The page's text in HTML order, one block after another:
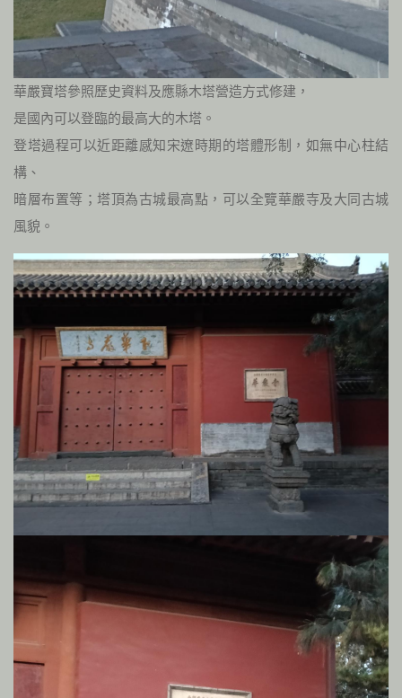
華嚴寶塔參照歷史資料及應縣木塔營造方式修建，
是國內可以登臨的最高大的木塔。
登塔過程可以近距離感知宋遼時期的塔體形制，如無中心柱結
構、
暗層布置等；塔頂為古城最高點，可以全覽華嚴寺及大同古城
風貌。